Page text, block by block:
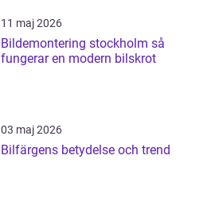
11 maj 2026
Bildemontering stockholm så
fungerar en modern bilskrot
03 maj 2026
Bilfärgens betydelse och trend